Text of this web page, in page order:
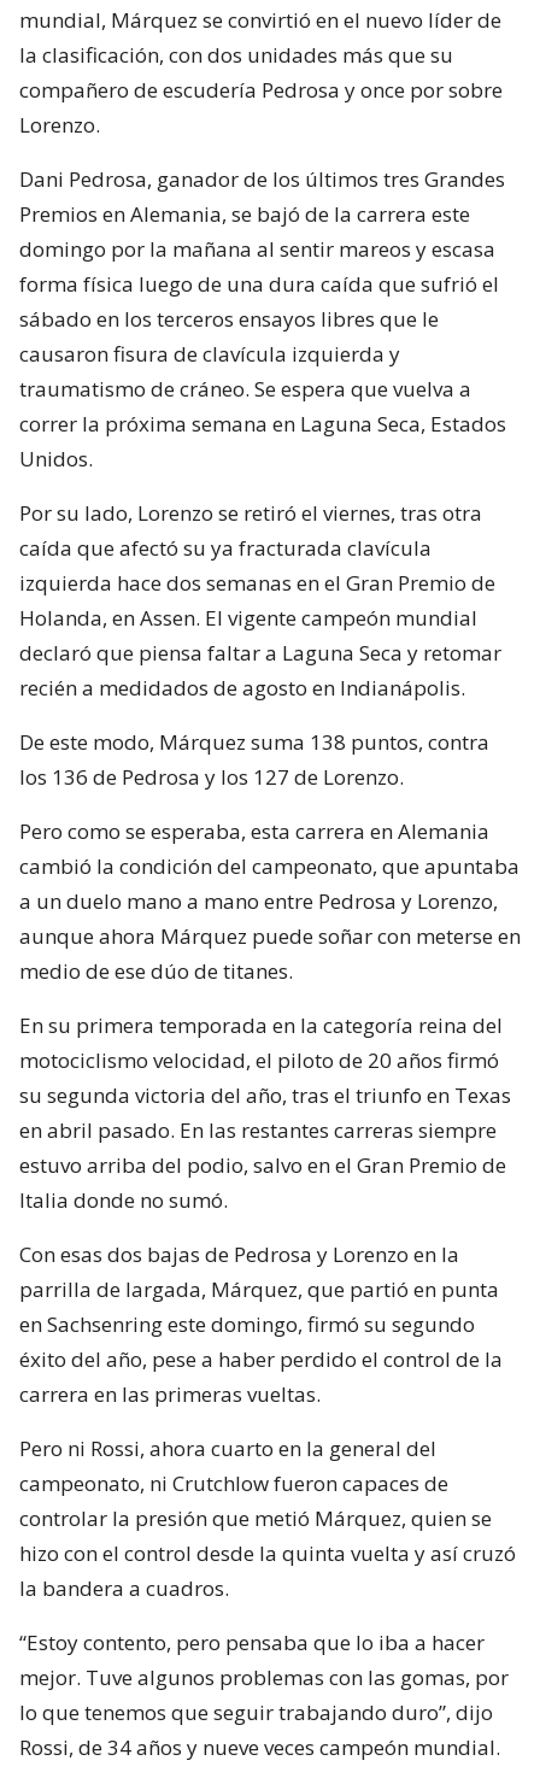
mundial, Márquez se convirtió en el nuevo líder de
la clasificación, con dos unidades más que su
compañero de escudería Pedrosa y once por sobre
Lorenzo.
Dani Pedrosa, ganador de los últimos tres Grandes
Premios en Alemania, se bajó de la carrera este
domingo por la mañana al sentir mareos y escasa
forma física luego de una dura caída que sufrió el
sábado en los terceros ensayos libres que le
causaron fisura de clavícula izquierda y
traumatismo de cráneo. Se espera que vuelva a
correr la próxima semana en Laguna Seca, Estados
Unidos.
Por su lado, Lorenzo se retiró el viernes, tras otra
caída que afectó su ya fracturada clavícula
izquierda hace dos semanas en el Gran Premio de
Holanda, en Assen. El vigente campeón mundial
declaró que piensa faltar a Laguna Seca y retomar
recién a medidados de agosto en Indianápolis.
De este modo, Márquez suma 138 puntos, contra
los 136 de Pedrosa y los 127 de Lorenzo.
Pero como se esperaba, esta carrera en Alemania
cambió la condición del campeonato, que apuntaba
a un duelo mano a mano entre Pedrosa y Lorenzo,
aunque ahora Márquez puede soñar con meterse en
medio de ese dúo de titanes.
En su primera temporada en la categoría reina del
motociclismo velocidad, el piloto de 20 años firmó
su segunda victoria del año, tras el triunfo en Texas
en abril pasado. En las restantes carreras siempre
estuvo arriba del podio, salvo en el Gran Premio de
Italia donde no sumó.
Con esas dos bajas de Pedrosa y Lorenzo en la
parrilla de largada, Márquez, que partió en punta
en Sachsenring este domingo, firmó su segundo
éxito del año, pese a haber perdido el control de la
carrera en las primeras vueltas.
Pero ni Rossi, ahora cuarto en la general del
campeonato, ni Crutchlow fueron capaces de
controlar la presión que metió Márquez, quien se
hizo con el control desde la quinta vuelta y así cruzó
la bandera a cuadros.
“Estoy contento, pero pensaba que lo iba a hacer
mejor. Tuve algunos problemas con las gomas, por
lo que tenemos que seguir trabajando duro”, dijo
Rossi, de 34 años y nueve veces campeón mundial.